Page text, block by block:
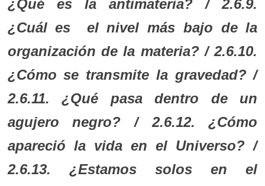
¿Qué es la antimateria? / 2.6.9.
¿Cuál es el nivel más bajo de la
organización de la materia? / 2.6.10.
¿Cómo se transmite la gravedad? /
2.6.11. ¿Qué pasa dentro de un
agujero negro? / 2.6.12. ¿Cómo
apareció la vida en el Universo? /
2.6.13. ¿Estamos solos en el